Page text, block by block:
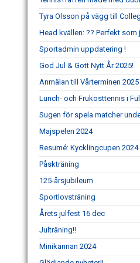
Tyra Olsson på vägg till
Head kvällen: ?? Perfekt
Sportadmin uppdatering !
God Jul & Gott Nytt År 2025!
Anmälan till Vårterminen
Lunch- och Frukosttennis i
Sugen för spela matcher
Majspelen 2024
Resumé: Kycklingcupen 2024
Påskträning
125-årsjubileum
Sportlovsträning
Årets julfest 16 dec
Julträning!!
Minikannan 2024